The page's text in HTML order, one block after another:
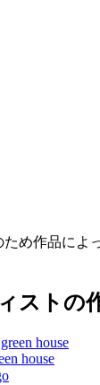
め作品によ
ストの
house